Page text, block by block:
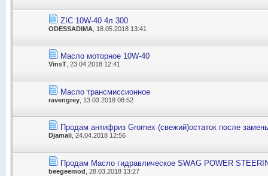
ZIC 10W-40 4л 300
ODESSADIMA , 18.05.2018 13:41
Масло моторное 10W-40
VinsT , 23.04.2018 12:41
Масло трансмиссионное
ravengrey , 13.03.2018 08:52
Продам антифриз Gromex (свежий)остаток после
Djamali , 24.04.2018 12:56
Продам Масло гидравлическое SWAG POWER
beegeemod , 28.03.2018 13:27